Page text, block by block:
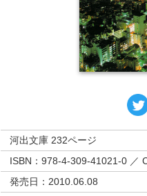
河出文庫 232ページ
ISBN：978-4-309-41021-0 ／
発売日：2010.06.08